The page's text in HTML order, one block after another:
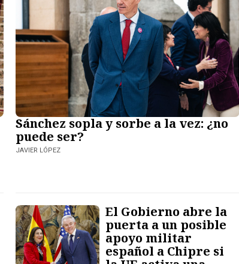
Sánchez sopla y sorbe a la vez: ¿no
puede ser?
JAVIER LÓPEZ
El Gobierno abre la
puerta a un posible
apoyo militar
español a Chipre si